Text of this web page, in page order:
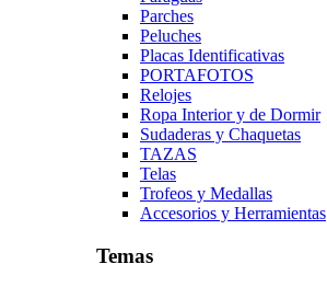
Parches
Peluches
Placas Identificativas
PORTAFOTOS
Relojes
Ropa Interior y de Dormir
Sudaderas y Chaquetas
TAZAS
Telas
Trofeos y Medallas
Accesorios y Herramientas
Temas